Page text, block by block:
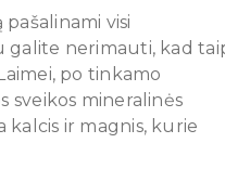
visi
galite nerimauti, kad
po tinkamo
sveikos mineralinės
kalcis ir magnis, kurie